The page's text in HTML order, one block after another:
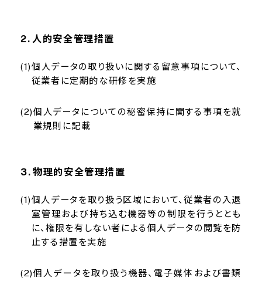
人的安全管理措置
個人データの取り扱いに関する留意事項について、
従業者に定期的な研修を実施
個人データについての秘密保持に関する事項を就
業規則に記載
物理的安全管理措置
個人データを取り扱う区域において、従業者の入退
室管理および持ち込む機器等の制限を行うととも
に、権限を有しない者による個人データの閲覧を防
止する措置を実施
個人データを取り扱う機器、電子媒体および書類